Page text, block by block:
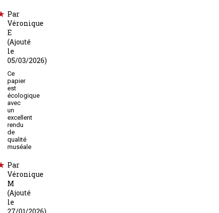
Par
Véronique
E
(Ajouté
le
05/03/2026)
Ce
papier
est
écologique
avec
un
excellent
rendu
de
qualité
muséale
Par
Véronique
M
(Ajouté
le